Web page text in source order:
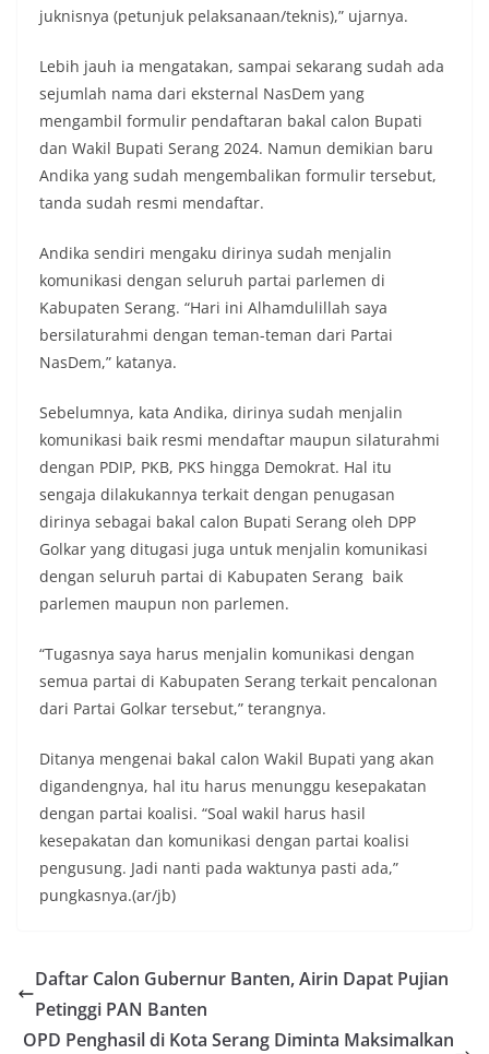
juknisnya (petunjuk pelaksanaan/teknis),” ujarnya.
Lebih jauh ia mengatakan, sampai sekarang sudah ada
sejumlah nama dari eksternal NasDem yang
mengambil formulir pendaftaran bakal calon Bupati
dan Wakil Bupati Serang 2024. Namun demikian baru
Andika yang sudah mengembalikan formulir tersebut,
tanda sudah resmi mendaftar.
Andika sendiri mengaku dirinya sudah menjalin
komunikasi dengan seluruh partai parlemen di
Kabupaten Serang. “Hari ini Alhamdulillah saya
bersilaturahmi dengan teman-teman dari Partai
NasDem,” katanya.
Sebelumnya, kata Andika, dirinya sudah menjalin
komunikasi baik resmi mendaftar maupun silaturahmi
dengan PDIP, PKB, PKS hingga Demokrat. Hal itu
sengaja dilakukannya terkait dengan penugasan
dirinya sebagai bakal calon Bupati Serang oleh DPP
Golkar yang ditugasi juga untuk menjalin komunikasi
dengan seluruh partai di Kabupaten Serang baik
parlemen maupun non parlemen.
“Tugasnya saya harus menjalin komunikasi dengan
semua partai di Kabupaten Serang terkait pencalonan
dari Partai Golkar tersebut,” terangnya.
Ditanya mengenai bakal calon Wakil Bupati yang akan
digandengnya, hal itu harus menunggu kesepakatan
dengan partai koalisi. “Soal wakil harus hasil
kesepakatan dan komunikasi dengan partai koalisi
pengusung. Jadi nanti pada waktunya pasti ada,”
pungkasnya.(ar/jb)
Daftar Calon Gubernur Banten, Airin Dapat Pujian
Petinggi PAN Banten
OPD Penghasil di Kota Serang Diminta Maksimalkan